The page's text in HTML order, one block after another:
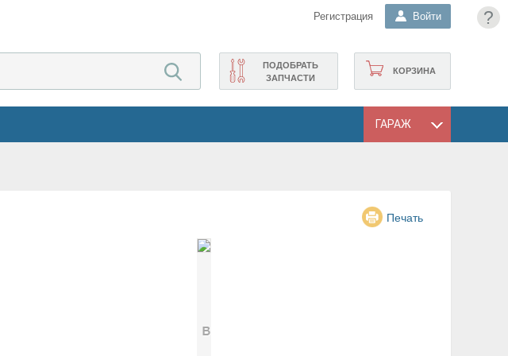
?
Регистрация Войти
КОРЗИНА
ПОДОБРАТЬ
ЗАПЧАСТИ
ГАРАЖ
Печать